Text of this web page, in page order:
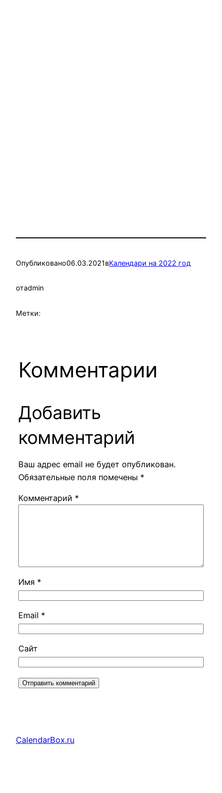
Опубликовано06.03.2021вКалендари на 2022 год
отadmin
Метки:
Комментарии
Добавить
комментарий
Ваш адрес email не будет опубликован.
Обязательные поля помечены *
Комментарий *
Имя *
Email *
Сайт
CalendarBox.ru